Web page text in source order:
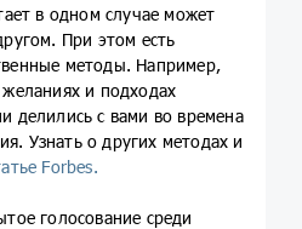
в одном случае может
При этом есть
методы. Например,
желаниях и подходах
делились с вами во времена
Узнать о других методах и
Forbes.
голосование среди